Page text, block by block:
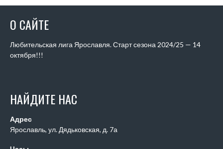
О САЙТЕ
Любительская лига Ярославля. Старт сезона 2024/25 — 14
октября!!!
НАЙДИТЕ НАС
Адрес
Ярославль, ул. Дядьковская, д. 7а